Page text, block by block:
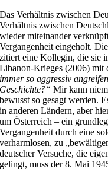
Das Verhältnis zwischen
Verhältnis zwischen
wieder miteinander
Vergangenheit eingeholt.
zitiert eine Kollegin, die sie
Libanon-Krieges (2006) mit
immer so aggressiv
Geschichte?“ Mir kann
bewusst so gesagt werden.
in anderen Ländern, aber
um Österreich – ein
Vergangenheit durch eine
verharmlosen, zu
deutscher Versuche, die
gelingt, muss der 8. Mai